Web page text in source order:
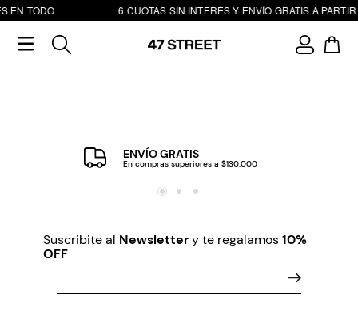
EN TODO 6 CUOTAS SIN INTERÉS Y ENVÍO GRATIS A
ENVÍO GRATIS
En compras superiores a $130.000
Suscribite al Newslettery te regalamos10%
OFF